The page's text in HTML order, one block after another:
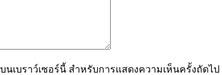
เบราว์เซอร์นี้ สำหรับการแสดงความเห็นครั้งถัดไป